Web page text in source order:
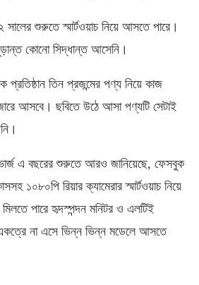
সালের শুরুতে স্মার্টওয়াচ নিয়ে আসতে পারে।
কোনো সিদ্ধান্ত আসেনি।
প্রতিষ্ঠান তিন প্রজন্মের পণ্য নিয়ে কাজ
আসবে। ছবিতে উঠে আসা পণ্যটি সেটাই
এ বছরের শুরুতে আরও জানিয়েছে, ফেসবুক
১০৮০পি রিয়ার ক্যামেরার স্মার্টওয়াচ নিয়ে
পারে হৃদস্পন্দন মনিটর ও এলটিই
না এসে ভিন্ন ভিন্ন মডেলে আসতে